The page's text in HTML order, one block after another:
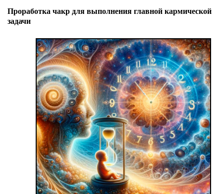
Проработка чакр для выполнения главной кармической
задачи